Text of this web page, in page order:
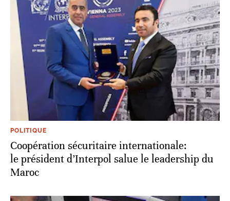
POLITIQUE
Coopération sécuritaire internationale:
le président d’Interpol salue le leadership du
Maroc